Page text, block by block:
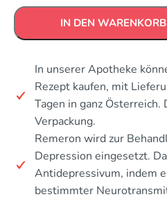
IN DEN WARENKORB
In unserer Apotheke
Rezept kaufen, mit
Tagen in ganz
Verpackung.
Remeron wird zur
Depression eingesetzt.
Antidepressivum, indem
bestimmter